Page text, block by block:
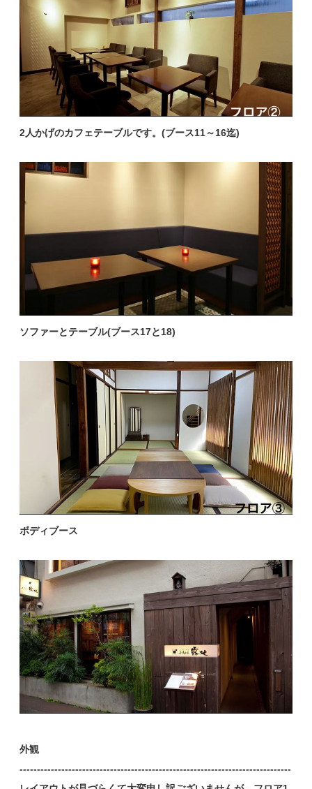
2人かげのカフェテーブルです。(ブース11～16迄)
ソファーとテーブル(ブース17と18)
ボディブース
外観
------------------------------------------------------------------------------